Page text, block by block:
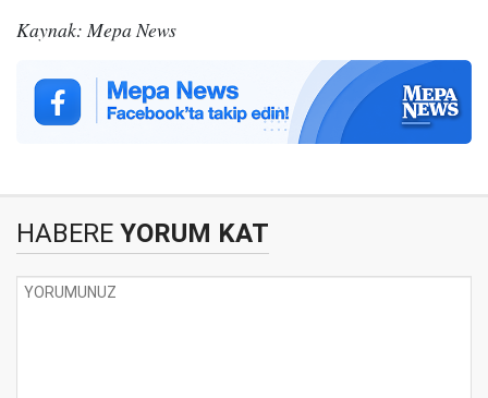
Kaynak: Mepa News
HABERE YORUM KAT